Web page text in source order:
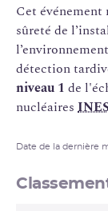
Cet événement
sûreté de
détection
niveau 1 de
nucléaires
Date de la dernière